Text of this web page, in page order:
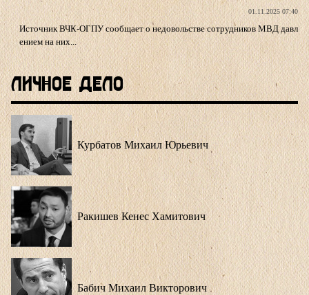
01.11.2025 07:40
Источник ВЧК-ОГПУ сообщает о недовольстве сотрудников МВД давл
ением на них...
Личное Дело
Курбатов Михаил Юрьевич
Ракишев Кенес Хамитович
Бабич Михаил Викторович